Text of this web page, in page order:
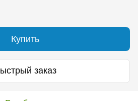
Купить
заказ